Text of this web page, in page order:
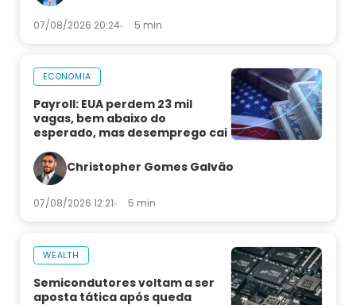
07/08/2026 20:24 5 min
ECONOMIA
Payroll: EUA perdem 23 mil
vagas, bem abaixo do
esperado, mas desemprego cai
Christopher Gomes Galvão
07/08/2026 12:21 5 min
WEALTH
Semicondutores voltam a ser
aposta tática após queda